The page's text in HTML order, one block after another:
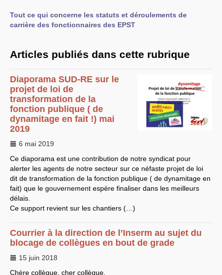
Union Syndicale
Solidaires
EXPRESSIONS SUD-RECH
Année 2024
Année 2023
Motions d’actualité du
congrès 2023 à Sète
Année 2022
Année 2021
Année 2020
Année 2018
Année 2016
Année 2015
année 2014
Année 2013
Année 2012
année 2011
Année 2010
Année 2009
Année 2007
Année 2006
Année 2005
Année 2003
LES BRANCHES
Tout ce qui concerne les statuts et déroulements de
carrière des fonctionnaires des EPST
Articles publiés dans cette rubrique
Diaporama SUD-RE sur le
projet de loi de
transformation de la
fonction publique ( de
dynamitage en fait !) mai
2019
6 mai 2019
Ce diaporama est une contribution de notre syndicat pour
alerter les agents de notre secteur sur ce néfaste projet de loi
dit de transformation de la fonction publique ( de dynamitage en
fait) que le gouvernement espère finaliser dans les meilleurs
délais.
Ce support revient sur les chantiers (…)
Courrier à la direction de l’Inserm au sujet du
blocage de collègues en bout de grade
15 juin 2018
Chère collègue, cher collègue,